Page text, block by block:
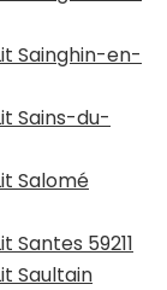
Sainghin-en-
Sains-du-
Salomé
59211
Saultain